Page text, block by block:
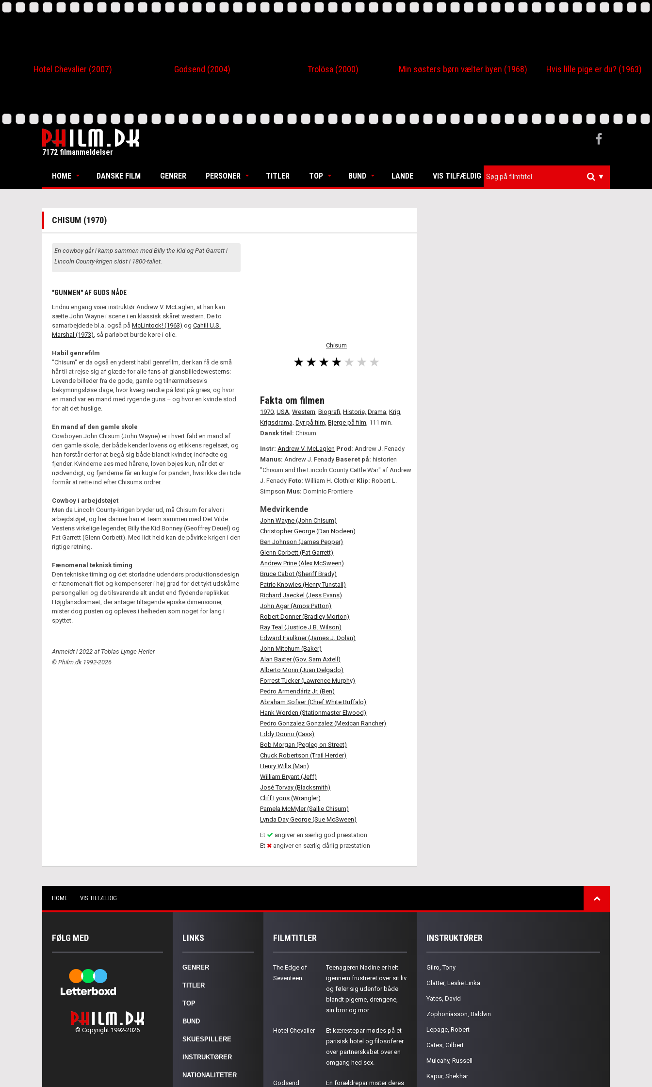
Hotel Chevalier (2007) Godsend (2004) Trolösa (2000) Min søsters børn vælter byen (1968) Hvis lille pige er du? (1963)
7172 filmanmeldelser
HOME DANSKE FILM GENRER PERSONER TITLER TOP BUND LANDE VIS TILFÆLDIG ▼
CHISUM (1970)
Chisum
En cowboy går i kamp sammen med Billy the Kid og Pat Garrett i
Lincoln County-krigen sidst i 1800-tallet.
"GUNMEN" AF GUDS NÅDE
Endnu engang viser instruktør Andrew V. McLaglen, at han kan
sætte John Wayne i scene i en klassisk skåret western. De to
samarbejdede bl.a. også på McLintock! (1963) og Cahill U.S.
Marshal (1973), så parløbet burde køre i olie.
Habil genrefilm
"Chisum" er da også en yderst habil genrefilm, der kan få de små
hår til at rejse sig af glæde for alle fans af glansbilledewesterns:
Levende billeder fra de gode, gamle og tilnærmelsesvis
bekymringsløse dage, hvor kvæg rendte på løst på græs, og hvor
en mand var en mand med rygende guns – og hvor en kvinde stod
for alt det huslige.
En mand af den gamle skole
Cowboyen John Chisum (John Wayne) er i hvert fald en mand af
den gamle skole, der både kender lovens og etikkens regelsæt, og
han forstår derfor at begå sig både blandt kvinder, indfødte og
fjender. Kvinderne aes med hårene, loven bøjes kun, når det er
nødvendigt, og fjenderne får en kugle for panden, hvis ikke de i tide
formår at rette ind efter Chisums ordrer.
Cowboy i arbejdstøjet
Men da Lincoln County-krigen bryder ud, må Chisum for alvor i
arbejdstøjet, og her danner han et team sammen med Det Vilde
Vestens virkelige legender, Billy the Kid Bonney (Geoffrey Deuel) og
Pat Garrett (Glenn Corbett). Med lidt held kan de påvirke krigen i den
rigtige retning.
Fænomenal teknisk timing
Den tekniske timing og det storladne udendørs produktionsdesign
er fænomenalt flot og kompenserer i høj grad for det tykt udskårne
persongalleri og de tilsvarende alt andet end flydende replikker.
Højglansdramaet, der antager tiltagende episke dimensioner,
mister dog pusten og opleves i helheden som noget for lang i
spyttet.
Anmeldt i 2022 af Tobias Lynge Herler
© Philm.dk 1992-2026
Fakta om filmen
1970,USA, Western, Biografi, Historie, Drama, Krig,
Krigsdrama, Dyr på film, Bjerge på film, 111 min.
Dansk titel:Chisum
Instr: Andrew V. McLaglen Prod: Andrew J. Fenady
Manus: Andrew J. Fenady Baseret på: historien
"Chisum and the Lincoln County Cattle War" af Andrew
J. Fenady Foto: William H. Clothier Klip: Robert L.
Simpson Mus: Dominic Frontiere
Medvirkende
John Wayne (John Chisum)
Christopher George (Dan Nodeen)
Ben Johnson (James Pepper)
Glenn Corbett (Pat Garrett)
Andrew Prine (Alex McSween)
Bruce Cabot (Sheriff Brady)
Patric Knowles (Henry Tunstall)
Richard Jaeckel (Jess Evans)
John Agar (Amos Patton)
Robert Donner (Bradley Morton)
Ray Teal (Justice J.B. Wilson)
Edward Faulkner (James J. Dolan)
John Mitchum (Baker)
Alan Baxter (Gov. Sam Axtell)
Alberto Morin (Juan Delgado)
Forrest Tucker (Lawrence Murphy)
Pedro Armendáriz Jr. (Ben)
Abraham Sofaer (Chief White Buffalo)
Hank Worden (Stationmaster Elwood)
Pedro Gonzalez Gonzalez (Mexican Rancher)
Eddy Donno (Cass)
Bob Morgan (Pegleg on Street)
Chuck Robertson (Trail Herder)
Henry Wills (Man)
William Bryant (Jeff)
José Torvay (Blacksmith)
Cliff Lyons (Wrangler)
Pamela McMyler (Sallie Chisum)
Lynda Day George (Sue McSween)
Et
angiver en særlig god præstation
Et
angiver en særlig dårlig præstation
HOME VIS TILFÆLDIG
FØLG MED
© Copyright 1992-2026
LINKS
GENRER
TITLER
TOP
BUND
SKUESPILLERE
INSTRUKTØRER
NATIONALITETER
FILMTITLER
The Edge of
Seventeen
Teenageren Nadine er helt
igennem frustreret over sit liv
og føler sig udenfor både
blandt pigerne, drengene,
sin bror og mor.
Hotel Chevalier
Et kærestepar mødes på et
parisisk hotel og filosoferer
over partnerskabet over en
omgang hed sex.
Godsend En forældrepar mister deres
INSTRUKTØRER
Gilro, Tony
Glatter, Leslie Linka
Yates, David
Zophoníasson, Baldvin
Lepage, Robert
Cates, Gilbert
Mulcahy, Russell
Kapur, Shekhar